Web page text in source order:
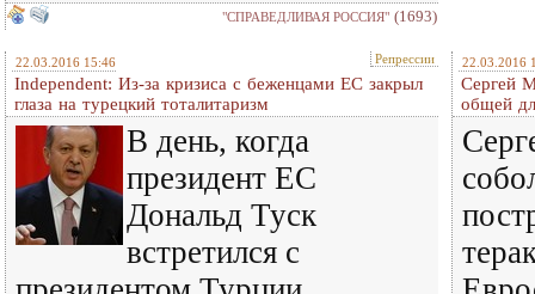
"СПРАВЕДЛИВАЯ РОССИЯ" (1693)
22.03.2016 15:46 Репрессии
Independent: Из-за кризиса с беженцами ЕС закрыл
глаза на турецкий тоталитаризм
В день, когда
президент ЕС
Дональд Туск
встретился с
22.03.2016
Сергей
общей